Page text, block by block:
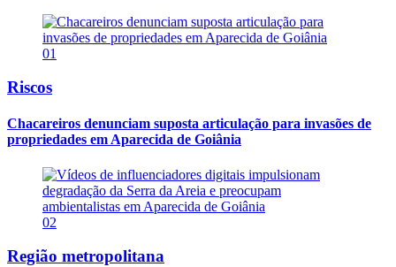
01
Riscos
Chacareiros denunciam suposta articulação para invasões de
propriedades em Aparecida de Goiânia
02
Região metropolitana